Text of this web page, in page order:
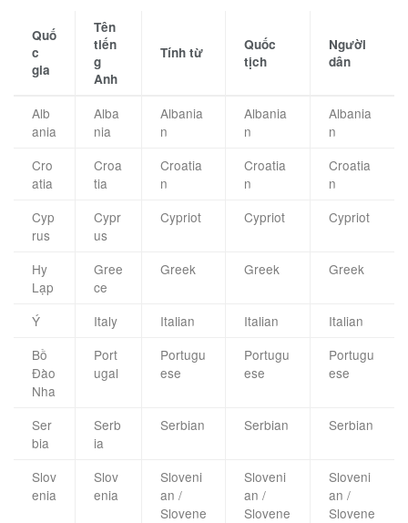
Quố
c
gia
Tên
tiến
g
Anh
Tính từ
Quốc
tịch
Người
dân
Alb
ania
Alba
nia
Albania
n
Albania
n
Albania
n
Cro
atia
Croa
tia
Croatia
n
Croatia
n
Croatia
n
Cyp
rus
Cypr
us
Cypriot Cypriot Cypriot
Hy
Lạp
Gree
ce
Greek Greek Greek
Ý Italy Italian Italian
Italian
Bồ
Đào
Nha
Port
ugal
Portugu
ese
Portugu
ese
Portugu
ese
Ser
bia
Serb
ia
Serbian Serbian Serbian
Slov
enia
Slov
enia
Sloveni
an /
Slovene
Sloveni
an /
Slovene
Sloveni
an /
Slovene